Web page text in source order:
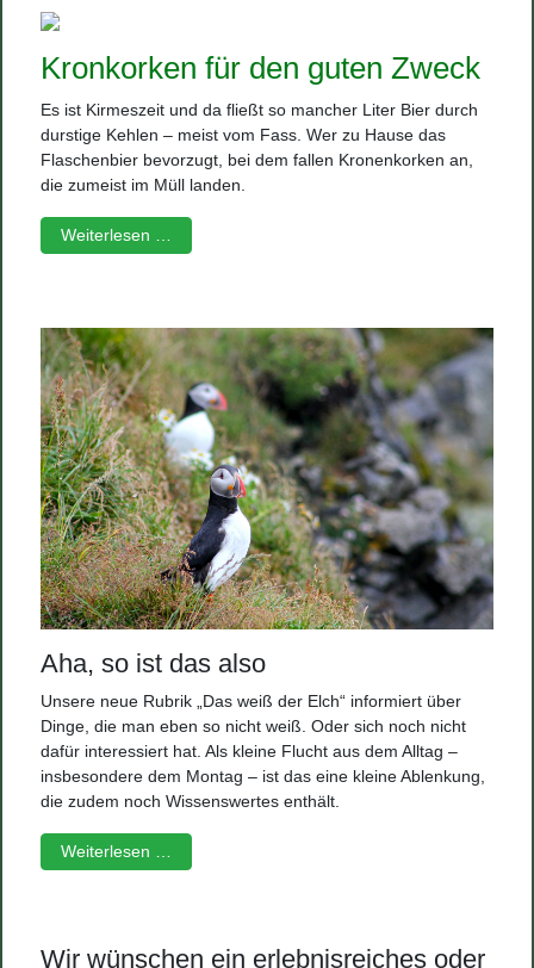
Kronkorken für den guten Zweck
Es ist Kirmeszeit und da fließt so mancher Liter Bier durch
durstige Kehlen – meist vom Fass. Wer zu Hause das
Flaschenbier bevorzugt, bei dem fallen Kronenkorken an,
die zumeist im Müll landen.
Weiterlesen …
Aha, so ist das also
Unsere neue Rubrik „Das weiß der Elch“ informiert über
Dinge, die man eben so nicht weiß. Oder sich noch nicht
dafür interessiert hat. Als kleine Flucht aus dem Alltag –
insbesondere dem Montag – ist das eine kleine Ablenkung,
die zudem noch Wissenswertes enthält.
Weiterlesen …
Wir wünschen ein erlebnisreiches oder